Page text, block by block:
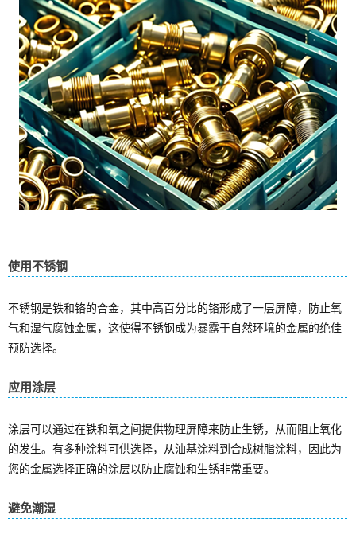
使用不锈钢
不锈钢是铁和铬的合金，其中高百分比的铬形成了一层屏障，防止氧
气和湿气腐蚀金属，这使得不锈钢成为暴露于自然环境的金属的绝佳
预防选择。
应用涂层
涂层可以通过在铁和氧之间提供物理屏障来防止生锈，从而阻止氧化
的发生。有多种涂料可供选择，从油基涂料到合成树脂涂料，因此为
您的金属选择正确的涂层以防止腐蚀和生锈非常重要。
避免潮湿